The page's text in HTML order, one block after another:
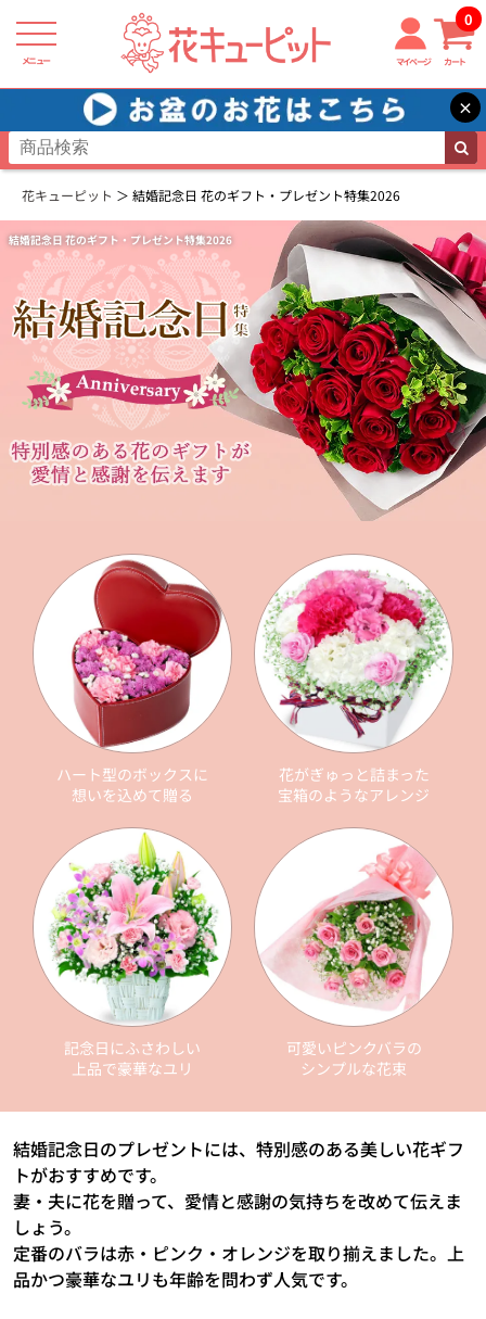
メニュー マイページ カート
0
×
花キューピット 結婚記念日 花のギフト・プレゼント特集2026
結婚記念日 花のギフト・プレゼント特集2026
ハート型のボックスに
想いを込めて贈る
花がぎゅっと詰まった
宝箱のようなアレンジ
記念日にふさわしい
上品で豪華なユリ
可愛いピンクバラの
シンプルな花束
結婚記念日のプレゼントには、特別感のある美しい花ギフ
トがおすすめです。
妻・夫に花を贈って、愛情と感謝の気持ちを改めて伝えま
しょう。
定番のバラは赤・ピンク・オレンジを取り揃えました。上
品かつ豪華なユリも年齢を問わず人気です。